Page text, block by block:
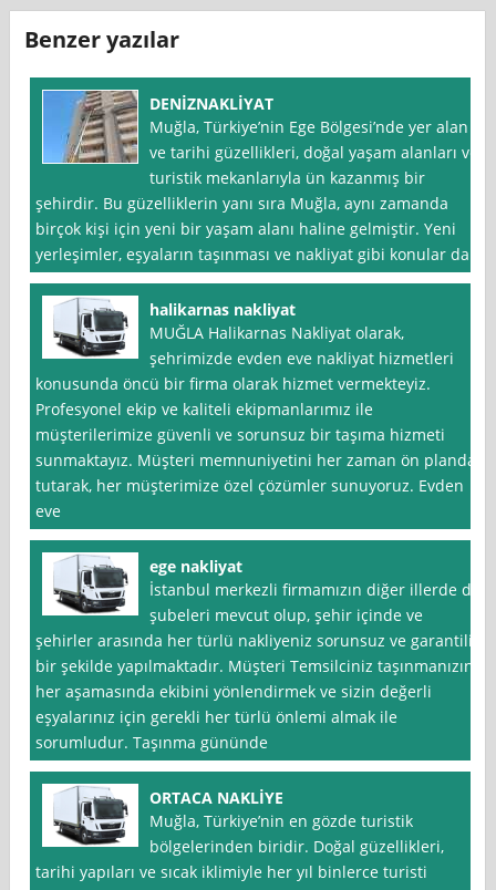
Benzer yazılar
DENİZNAKLİYAT
Muğla, Türkiye’nin Ege Bölgesi’nde yer alan
ve tarihi güzellikleri, doğal yaşam alanları ve
turistik mekanlarıyla ün kazanmış bir
şehirdir. Bu güzelliklerin yanı sıra Muğla, aynı zamanda
birçok kişi için yeni bir yaşam alanı haline gelmiştir. Yeni
yerleşimler, eşyaların taşınması ve nakliyat gibi konular da
halikarnas nakliyat
MUĞLA Halikarnas Nakliyat olarak,
şehrimizde evden eve nakliyat hizmetleri
konusunda öncü bir firma olarak hizmet vermekteyiz.
Profesyonel ekip ve kaliteli ekipmanlarımız ile
müşterilerimize güvenli ve sorunsuz bir taşıma hizmeti
sunmaktayız. Müşteri memnuniyetini her zaman ön planda
tutarak, her müşterimize özel çözümler sunuyoruz. Evden
eve
ege nakliyat
İstanbul merkezli firmamızın diğer illerde de
şubeleri mevcut olup, şehir içinde ve
şehirler arasında her türlü nakliyeniz sorunsuz ve garantili
bir şekilde yapılmaktadır. Müşteri Temsilciniz taşınmanızın
her aşamasında ekibini yönlendirmek ve sizin değerli
eşyalarınız için gerekli her türlü önlemi almak ile
sorumludur. Taşınma gününde
ORTACA NAKLİYE
Muğla, Türkiye’nin en gözde turistik
bölgelerinden biridir. Doğal güzellikleri,
tarihi yapıları ve sıcak iklimiyle her yıl binlerce turisti